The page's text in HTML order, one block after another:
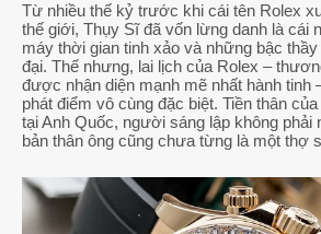
Từ nhiều thế kỷ trước khi cái tên Rolex
thế giới, Thụy Sĩ đã vốn lừng danh là cái
máy thời gian tinh xảo và những bậc
đại. Thế nhưng, lai lịch của Rolex –
được nhận diện mạnh mẽ nhất hành tinh
phát điểm vô cùng đặc biệt. Tiền thân
tại Anh Quốc, người sáng lập không
bản thân ông cũng chưa từng là một thợ